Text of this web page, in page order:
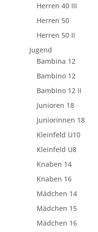
Herren 40 III
Herren 50
Herren 50 II
Jugend
Bambina 12
Bambino 12
Bambino 12 II
Junioren 18
Juniorinnen 18
Kleinfeld U10
Kleinfeld U8
Knaben 14
Knaben 16
Mädchen 14
Mädchen 15
Mädchen 16